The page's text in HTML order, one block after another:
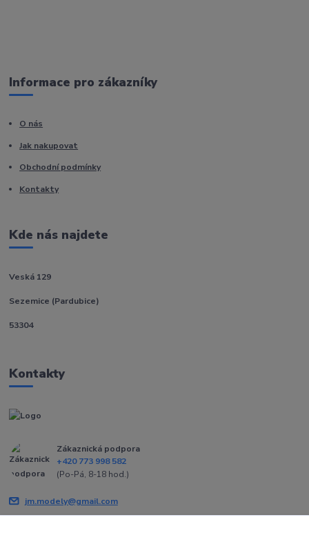
Informace pro zákazníky
O nás
Jak nakupovat
Obchodní podmínky
Kontakty
Kde nás najdete
Veská 129
Sezemice (Pardubice)
53304
Kontakty
Zákaznická podpora
+420 773 998 582
(Po-Pá, 8-18 hod.)
jm.modely@gmail.com